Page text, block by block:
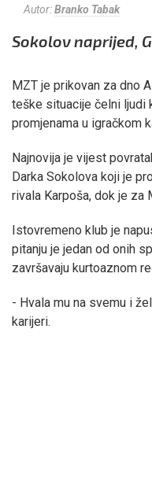
Autor:Branko Tabak
Sokolov naprijed,
MZT je prikovan za dno
teške situacije čelni ljudi
promjenama u igračkom
Najnovija je vijest
Darka Sokolova koji je
rivala Karpoša, dok je za
Istovremeno klub je
pitanju je jedan od onih
završavaju kurtoaznom
- Hvala mu na svemu i
karijeri.